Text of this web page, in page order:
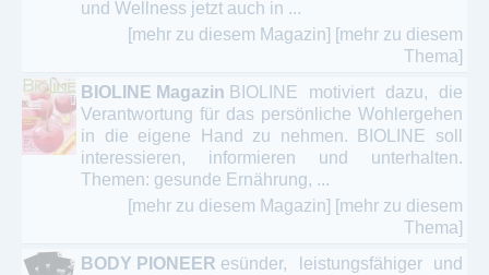
und Wellness jetzt auch in ...
[mehr zu diesem Magazin] [mehr zu diesem
Thema]
BIOLINE Magazin BIOLINE motiviert dazu, die
Verantwortung für das persönliche Wohlergehen
in die eigene Hand zu nehmen. BIOLINE soll
interessieren, informieren und unterhalten.
Themen: gesunde Ernährung, ...
[mehr zu diesem Magazin] [mehr zu diesem
Thema]
BODY PIONEER esünder, leistungsfähiger und